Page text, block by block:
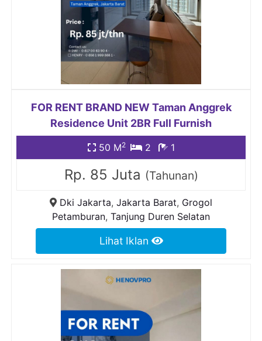
FOR RENT BRAND NEW Taman Anggrek
Residence Unit 2BR Full Furnish
50 M2 2 1
Rp. 85 Juta (Tahunan)
Dki Jakarta, Jakarta Barat, Grogol
Petamburan, Tanjung Duren Selatan
Lihat Iklan